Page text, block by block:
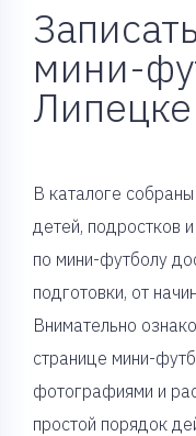
мини-
Липецке
В каталоге
детей, подростков
по мини-футболу
подготовки, от
Внимательно
странице мини-
фотографиями и
простой порядок